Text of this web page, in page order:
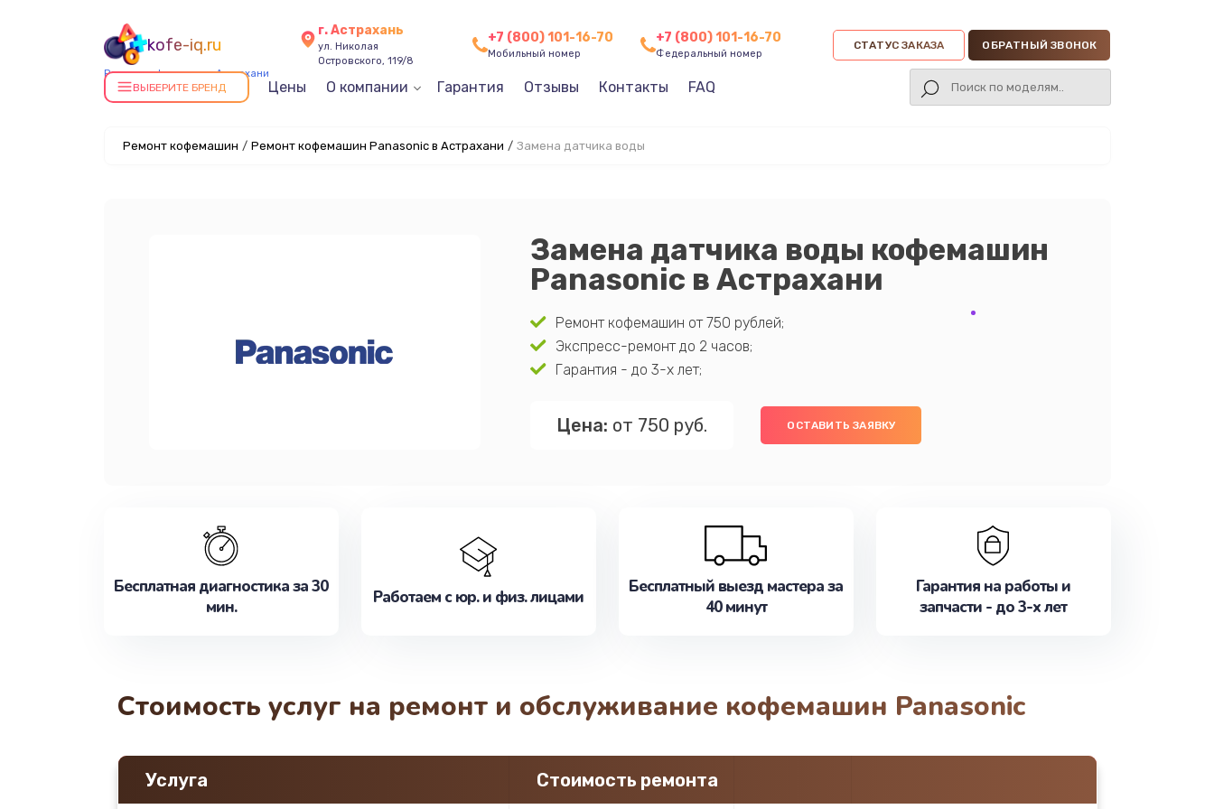
kofe-iq.ru
Ремонт кофемашин в Астрахани
г. Астрахань
ул. Николая
Островского, 119/8
+7 (800) 101-16-70
Мобильный номер
+7 (800) 101-16-70
Федеральный номер
СТАТУС ЗАКАЗА ОБРАТНЫЙ ЗВОНОК
ВЫБЕРИТЕ БРЕНД Цены О компании Гарантия Отзывы Контакты FAQ
Ремонт кофемашин / Ремонт кофемашин Panasonic в Астрахани / Замена датчика воды
Замена датчика воды кофемашин
Panasonic в Астрахани
Ремонт кофемашин от 750 рублей;
Экспресс-ремонт до 2 часов;
Гарантия - до 3-х лет;
Цена: от 750 руб. ОСТАВИТЬ ЗАЯВКУ
Бесплатная диагностика за 30
мин.
Работаем с юр. и физ. лицами
Бесплатный выезд мастера за
40 минут
Гарантия на работы и
запчасти - до 3-х лет
Стоимость услуг на ремонт и обслуживание кофемашин Panasonic
Услуга Стоимость ремонта